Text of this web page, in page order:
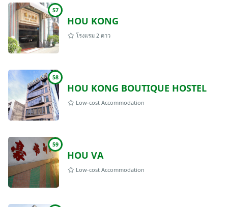
57
HOU KONG
โรงแรม 2 ดาว
58
HOU KONG BOUTIQUE HOSTEL
Low-cost Accommodation
59
HOU VA
Low-cost Accommodation